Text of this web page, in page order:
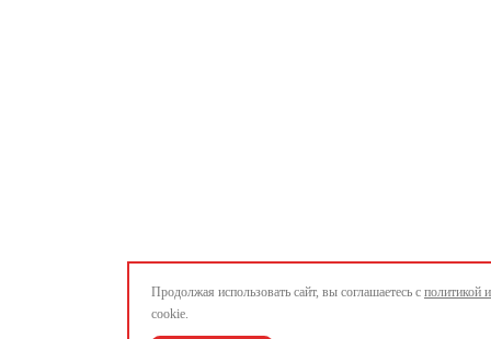
Продолжая использовать сайт, вы соглашаетесь с политикой
cookie.